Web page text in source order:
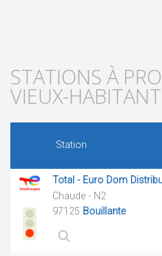
STATIONS À
VIEUX-
Station
Total - Euro Dom
Chaude - N2
97125 Bouillante